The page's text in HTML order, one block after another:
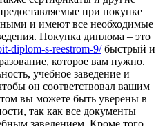
при покупке
и имеют все необходимые
Покупка диплома – это
diplom-s-reestrom-9/быстрый и
которое вам нужно.
учебное заведение и
он соответствовал вашим
вы можете быть уверены в
так как все документы